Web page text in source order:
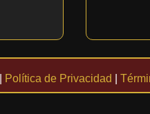
Política de Privacidad